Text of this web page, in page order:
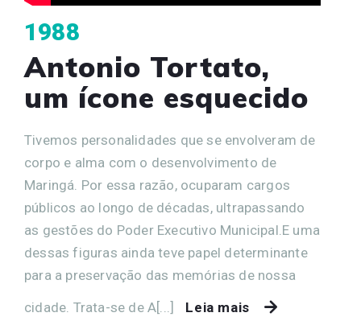
1988
Antonio Tortato,
um ícone esquecido
Tivemos personalidades que se envolveram de
corpo e alma com o desenvolvimento de
Maringá. Por essa razão, ocuparam cargos
públicos ao longo de décadas, ultrapassando
as gestões do Poder Executivo Municipal.E uma
dessas figuras ainda teve papel determinante
para a preservação das memórias de nossa
cidade. Trata-se de A[...]
Leia mais